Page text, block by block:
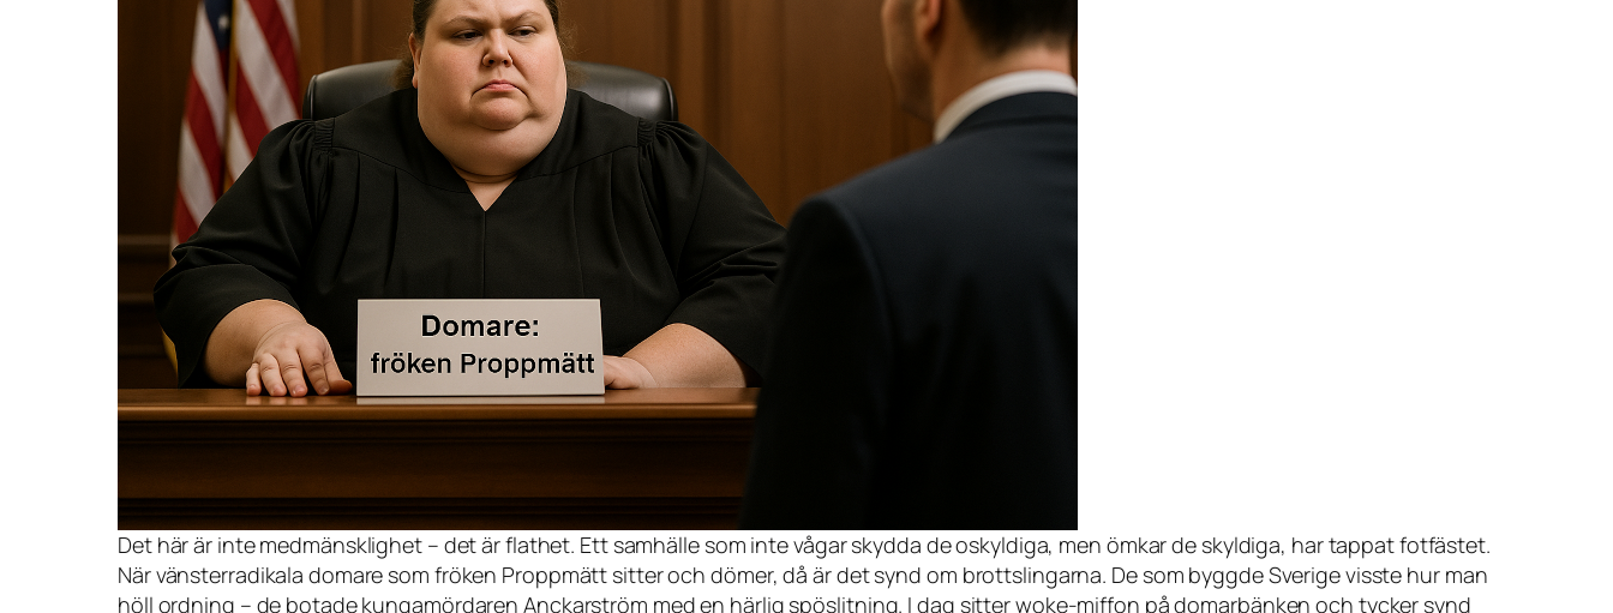
Det här är inte medmänsklighet – det är flathet. Ett samhälle som inte vågar skydda de oskyldiga, men ömkar de skyldiga, har tappat fotfästet.
När vänsterradikala domare som fröken Proppmätt sitter och dömer, då är det synd om brottslingarna. De som byggde Sverige visste hur man
höll ordning – de botade kungamördaren Anckarström med en härlig spöslitning. I dag sitter woke-miffon på domarbänken och tycker synd